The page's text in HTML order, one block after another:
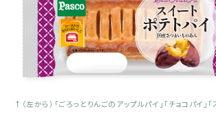
↑（左から）「ごろっとりんごのアップルパイ」「チョコパイ」